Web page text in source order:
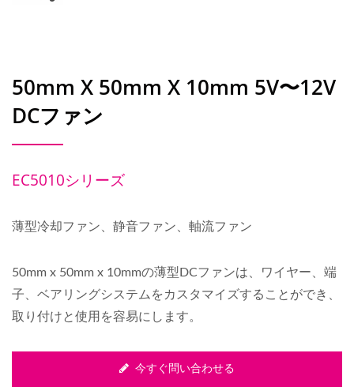
50mm X 50mm X 10mm 5V〜12V
DCファン
EC5010シリーズ
薄型冷却ファン、静音ファン、軸流ファン
50mm x 50mm x 10mmの薄型DCファンは、ワイヤー、端
子、ベアリングシステムをカスタマイズすることができ、
取り付けと使用を容易にします。
今すぐ問い合わせる